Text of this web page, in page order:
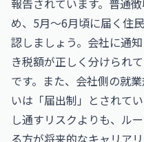
報告されています。普通
め、5月〜6月頃に届く住
認しましょう。会社に通
き税額が正しく分けられ
です。また、会社側の就
いは「届出制」とされて
し通すリスクよりも、ル
る方が将来的なキャリア